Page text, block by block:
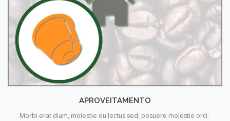
APROVEITAMENTO
Morbi erat diam, molestie eu lectus sed, posuere molestie orci.